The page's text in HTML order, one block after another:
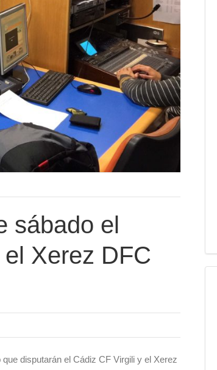
sábado el
Xerez DFC
disputarán el Cádiz CF Virgili y el Xerez